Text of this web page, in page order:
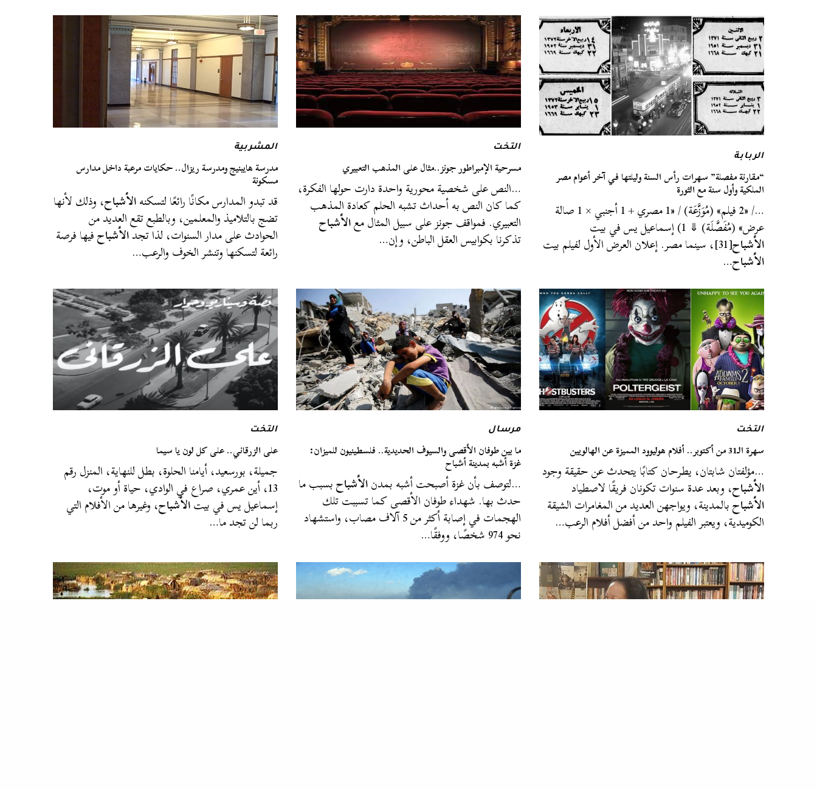
الربابة
“مقارنة مفصلة” سهرات رأس السنة وليلتها في آخر أعوام مصر
الملكية وأول سنة مع الثورة
…/ «2 فيلم» (مُوَزَّعَة) / «1 مصري + 1 أجنبي × 1 صالة
عرض» (مُفَصَّلَة) ⇓ 1) إسماعيل يس في بيت
الأشباح[31]، سينما مصر. إعلان العرض الأول لفيلم بيت
الأشباح…
التخت
مسرحية الإمبراطور جونز..مثال على المذهب التعبيري
…النص على شخصية محورية واحدة دارت حولها الفكرة،
كما كان النص به أحداث تشبه الحلم كعادة المذهب
التعبيري. فمواقف جونز على سبيل المثال معالأشباح
تذكرنا بكوابيس العقل الباطن، وإن…
المشربية
مدرسة هايبنيج ومدرسة ريزال.. حكايات مرعبة داخل مدارس
مسكونة
قد تبدو المدارس مكانًا رائعًا لتسكنهالأشباح، وذلك لأنها
تضج بالتلاميذ والمعلمين، وبالطبع تقع العديد من
الحوادث على مدار السنوات، لذا تجدالأشباحفيها فرصة
رائعة لتسكنها وتنشر الخوف والرعب…
التخت
سهرة الـ31 من أكتوبر.. أفلام هوليوود المميزة عن الهالويين
…مؤلفتان شابتان، يطرحان كتابًا يتحدث عن حقيقة وجود
الأشباح، وبعد عدة سنوات تكونان فريقًا لاصطياد
الأشباحبالمدينة، ويواجهن العديد من المغامرات الشيقة
الكوميدية، ويعتبر الفيلم واحد من أفضل أفلام الرعب…
مرسال
ما بين طوفان الأقصى والسيوف الحديدية.. فلسطينيون للميزان:
غزة أشبه بمدينة أشباح
…لتوصف بأن غزة أصبحت أشبه بمدنالأشباحبسبب ما
حدث بها. شهداء طوفان الأقصى كما تسببت تلك
الهجمات في إصابة أكثر من 5 آلاف مصاب، واستشهاد
نحو 974 شخصًا، ووفقًا…
التخت
على الزرقاني.. على كل لون يا سيما
جميلة، بورسعيد، أيامنا الحلوة، بطل للنهاية، المنزل رقم
13، أين عمري، صراع في الوادي، حياة أو موت،
إسماعيل يس في بيتالأشباح، وغيرها من الأفلام التي
ربما لن تجد ما…